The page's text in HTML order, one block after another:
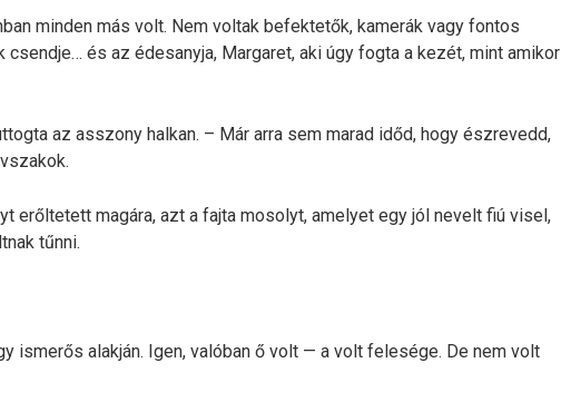
minden más volt. Nem voltak befektetők, kamerák vagy fontos
csendje… és az édesanyja, Margaret, aki úgy fogta a kezét, mint amikor
az asszony halkan. – Már arra sem marad időd, hogy észrevedd,
erőltetett magára, azt a fajta mosolyt, amelyet egy jól nevelt fiú visel,
tűnni.
ismerős alakján. Igen, valóban ő volt — a volt felesége. De nem volt